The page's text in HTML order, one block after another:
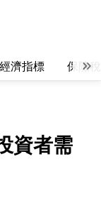
經濟指標 保險
資者需